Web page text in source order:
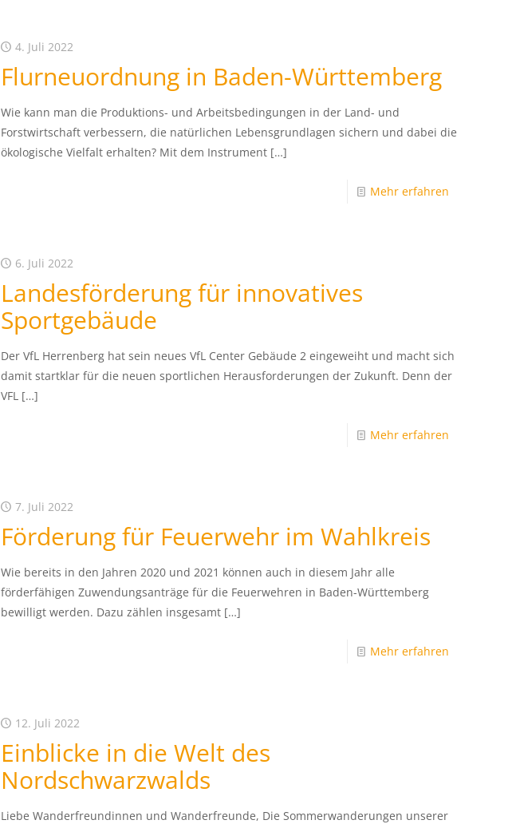
4. Juli 2022
Flurneuordnung in Baden-Württemberg
Wie kann man die Produktions- und Arbeitsbedingungen in der Land- und
Forstwirtschaft verbessern, die natürlichen Lebensgrundlagen sichern und dabei die
ökologische Vielfalt erhalten? Mit dem Instrument[…]
Mehr erfahren
6. Juli 2022
Landesförderung für innovatives
Sportgebäude
Der VfL Herrenberg hat sein neues VfL Center Gebäude 2 eingeweiht und macht sich
damit startklar für die neuen sportlichen Herausforderungen der Zukunft. Denn der
VFL[…]
Mehr erfahren
7. Juli 2022
Förderung für Feuerwehr im Wahlkreis
Wie bereits in den Jahren 2020 und 2021 können auch in diesem Jahr alle
förderfähigen Zuwendungsanträge für die Feuerwehren in Baden-Württemberg
bewilligt werden. Dazu zählen insgesamt[…]
Mehr erfahren
12. Juli 2022
Einblicke in die Welt des
Nordschwarzwalds
Liebe Wanderfreundinnen und Wanderfreunde, Die Sommerwanderungen unserer